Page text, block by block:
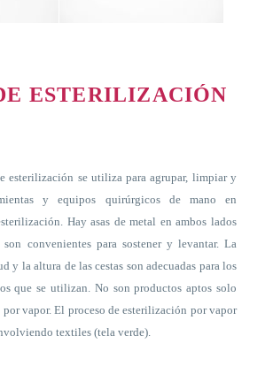
ESTERILIZACIÓN
esterilización se utiliza para agrupar, limpiar y
y equipos quirúrgicos de mano en
Hay asas de metal en ambos lados
convenientes para sostener y levantar. La
y la altura de las cestas son adecuadas para los
que se utilizan. No son productos aptos solo
vapor. El proceso de esterilización por vapor
textiles (tela verde).